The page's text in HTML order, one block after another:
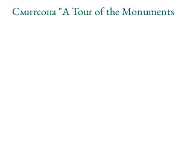
Смитсона "A Tour of the Monuments